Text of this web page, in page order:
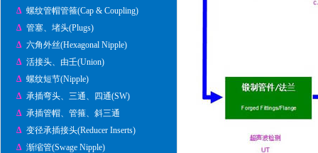
Δ 螺纹管帽管箍(Cap & Coupling)
Δ 管塞、堵头(Plugs)
Δ 六角外丝(Hexagonal Nipple)
Δ 活接头、由壬(Union)
Δ 螺纹短节(Nipple)
Δ 承插弯头、三通、四通(SW)
Δ 承插管帽、管箍、斜三通
Δ 变径承插接头(Reducer Inserts)
Δ 渐缩管(Swage Nipple)